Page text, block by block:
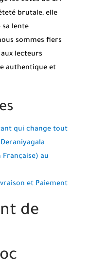
brutale, elle
sa lente
sommes fiers
lecteurs
authentique et
qui change tout
au
et Paiement
de